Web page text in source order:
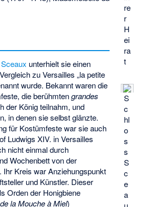
re
r
H
ei
ra
t
S
c
hl
o
s
s
S
c
e
a
Sceaux unterhielt sie einen
zu Versailles „la petite
wurde. Bekannt waren die
die berühmtengrandes
der König teilnahm, und
in denen sie selbst glänzte.
für Kostümfeste war sie auch
Ludwigs XIV. in Versailles
nicht einmal durch
Wochenbett von der
Ihr Kreis war Anziehungspunkt
und Künstler. Dieser
Orden der Honigbiene
la Mouche à Miel)